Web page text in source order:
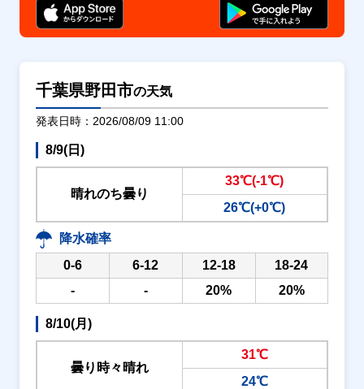
千葉県野田市の天気
発表日時：2026/08/09 11:00
8/9(日)
晴れのち曇り
33℃(-1℃)
26℃(+0℃)
降水確率
0-6
6-12 12-18
18-24
-
- 20% 20%
8/10(月)
曇り時々晴れ
31℃
24℃